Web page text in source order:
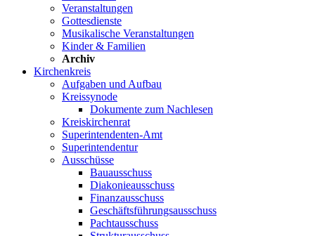
Veranstaltungen
Gottesdienste
Musikalische Veranstaltungen
Kinder & Familien
Archiv
Kirchenkreis
Aufgaben und Aufbau
Kreissynode
Dokumente zum Nachlesen
Kreiskirchenrat
Superintendenten-Amt
Superintendentur
Ausschüsse
Bauausschuss
Diakonieausschuss
Finanzausschuss
Geschäftsführungsausschuss
Pachtausschuss